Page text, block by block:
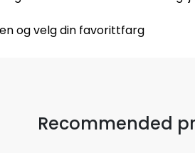
og velg din favorittfarg
Recommended